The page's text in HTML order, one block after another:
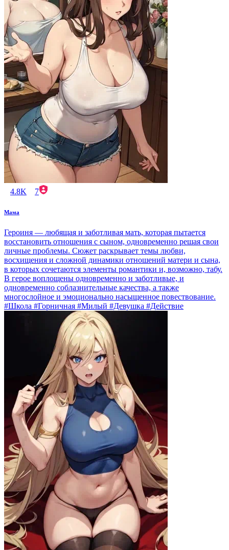
4.8K 7
Мама
Героиня — любящая и заботливая мать, которая пытается
восстановить отношения с сыном, одновременно решая свои
личные проблемы. Сюжет раскрывает темы любви,
восхищения и сложной динамики отношений матери и сына,
в которых сочетаются элементы романтики и, возможно, табу.
В герое воплощены одновременно и заботливые, и
одновременно соблазнительные качества, а также
многослойное и эмоционально насыщенное повествование.
#Школа #Горничная #Милый #Девушка #Действие